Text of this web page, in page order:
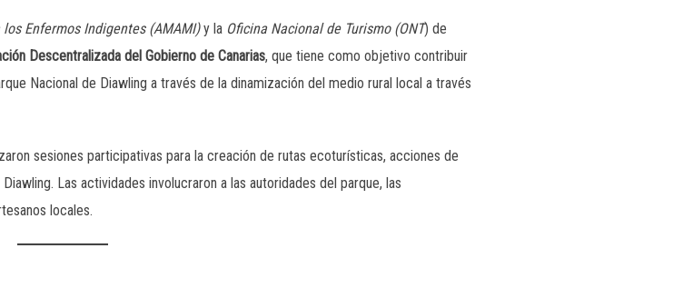
Enfermos Indigentes (AMAMI)y la Oficina Nacional de Turismo (ONT) de
Descentralizada del Gobierno de Canarias, que tiene como objetivo contribuir
Nacional de Diawling a través de la dinamización del medio rural local a través
sesiones participativas para la creación de rutas ecoturísticas, acciones de
Las actividades involucraron a las autoridades del parque, las
locales.